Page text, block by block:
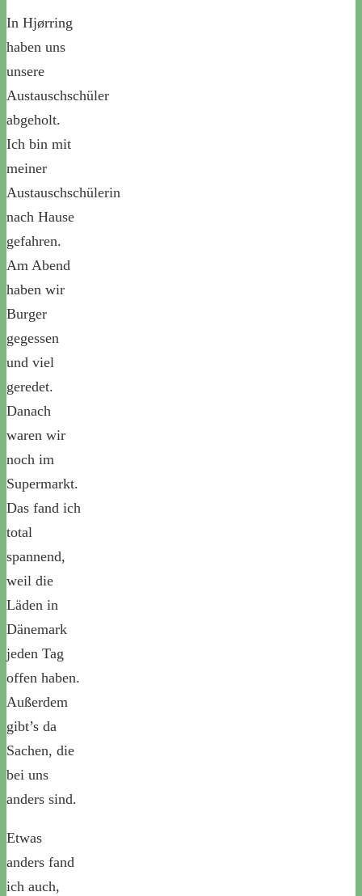
In Hjørring
haben uns
unsere
Austauschschüler
abgeholt.
Ich bin mit
meiner
Austauschschülerin
nach Hause
gefahren.
Am Abend
haben wir
Burger
gegessen
und viel
geredet.
Danach
waren wir
noch im
Supermarkt.
Das fand ich
total
spannend,
weil die
Läden in
Dänemark
jeden Tag
offen haben.
Außerdem
gibt’s da
Sachen, die
bei uns
anders sind.
Etwas
anders fand
ich auch,